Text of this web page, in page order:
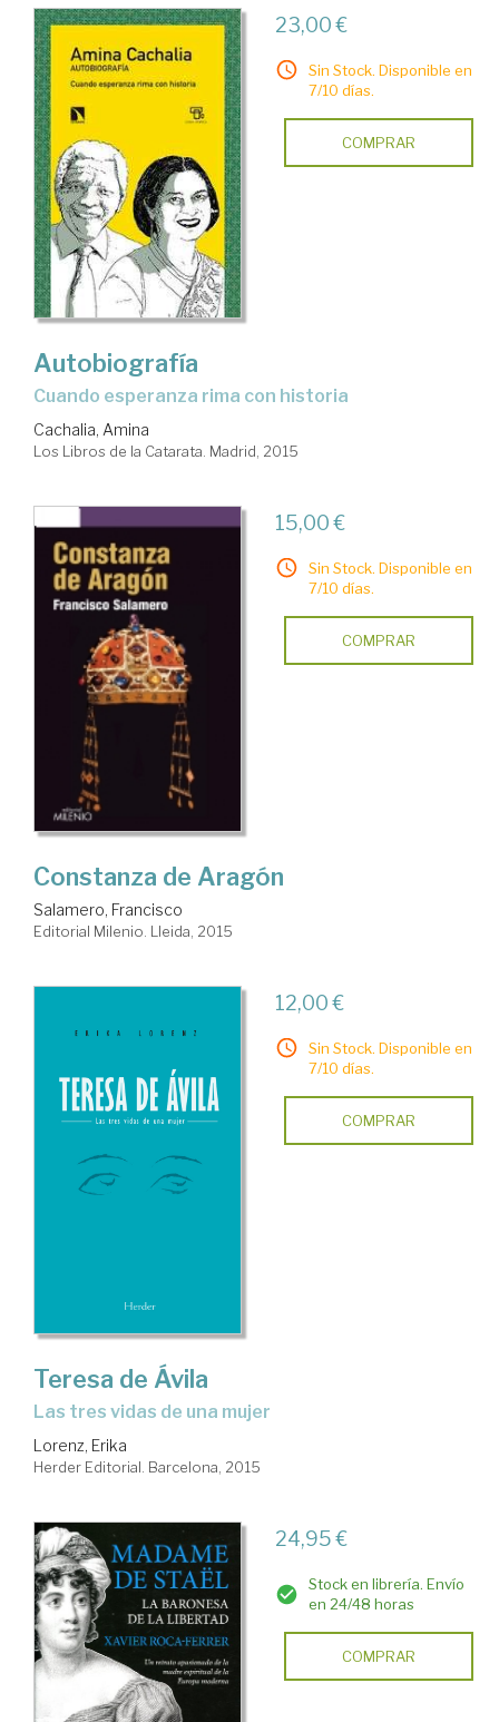
23,00 €
Sin Stock. Disponible en
7/10 días.
COMPRAR
Autobiografía
cuando esperanza rima con historia
Cachalia, Amina
Los Libros de la Catarata. Madrid, 2015
15,00 €
Sin Stock. Disponible en
7/10 días.
COMPRAR
Constanza de Aragón
Salamero, Francisco
Editorial Milenio. Lleida, 2015
12,00 €
Sin Stock. Disponible en
7/10 días.
COMPRAR
Teresa de Ávila
las tres vidas de una mujer
Lorenz, Erika
Herder Editorial. Barcelona, 2015
24,95 €
Stock en librería. Envío
en 24/48 horas
COMPRAR